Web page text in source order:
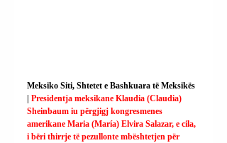
Meksiko Siti, Shtetet e Bashkuara të Meksikës
| Presidentja meksikane Klaudia (Claudia)
Sheinbaum iu përgjigj kongresmenes
amerikane Maria (María) Elvira Salazar, e cila,
i bëri thirrje të pezullonte mbështetjen për